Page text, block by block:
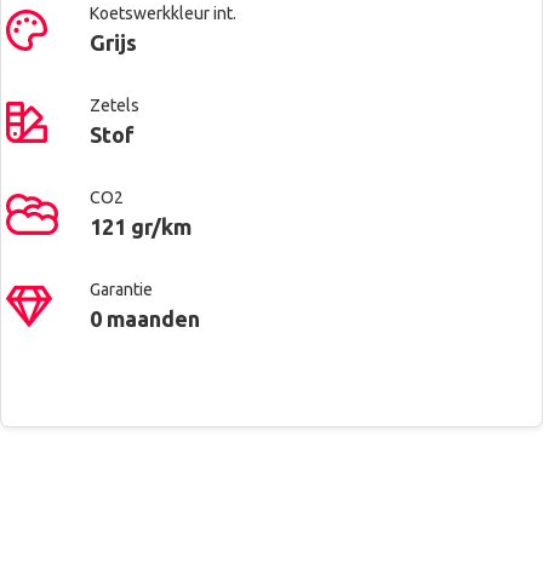
Koetswerkkleur int.
Grijs
Zetels
Stof
CO2
121 gr/km
Garantie
0 maanden